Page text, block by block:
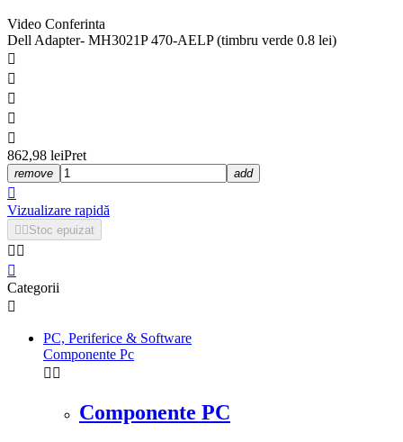
Video Conferinta
Dell Adapter- MH3021P 470-AELP (timbru verde 0.8 lei)





862,98 leiPret
remove add

Vizualizare rapidă
  Stoc epuizat
 

Categorii

PC, Periferice & Software
Componente Pc
 
Componente PC